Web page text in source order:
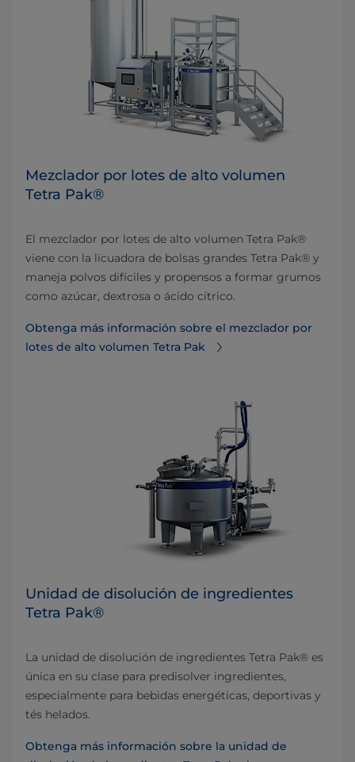
Mezclador por lotes de alto volumen
Tetra Pak®
El mezclador por lotes de alto volumen Tetra Pak®
viene con la licuadora de bolsas grandes Tetra Pak® y
maneja polvos difíciles y propensos a formar grumos
como azúcar, dextrosa o ácido cítrico.
Obtenga más información sobre el mezclador por
lotes de alto volumen Tetra Pak
Unidad de disolución de ingredientes
Tetra Pak®
La unidad de disolución de ingredientes Tetra Pak® es
única en su clase para predisolver ingredientes,
especialmente para bebidas energéticas, deportivas y
tés helados.
Obtenga más información sobre la unidad de